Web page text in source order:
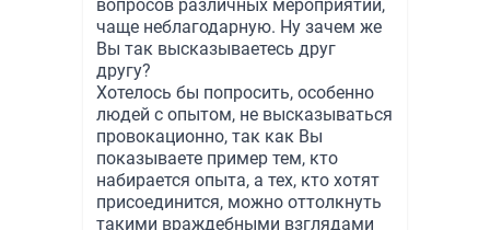
вопросов различных мероприятий,
чаще неблагодарную. Ну зачем же
Вы так высказываетесь друг
другу?
Хотелось бы попросить, особенно
людей с опытом, не высказываться
провокационно, так как Вы
показываете пример тем, кто
набирается опыта, а тех, кто хотят
присоединится, можно оттолкнуть
такими враждебными взглядами